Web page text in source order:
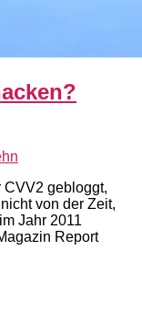
CVV2 gebloggt,
von der Zeit,
Jahr 2011
Report